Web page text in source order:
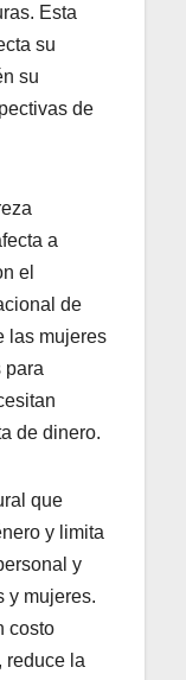
Esta
su
su
de
a
el
de
las mujeres
para
de dinero.
que
y limita
y
y mujeres.
costo
reduce la